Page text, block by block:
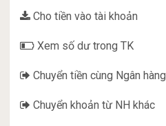
Cho tiền vào tài khoản
Xem số dư trong TK
Chuyển tiền cùng Ngân hàng
Chuyển khoản từ NH khác